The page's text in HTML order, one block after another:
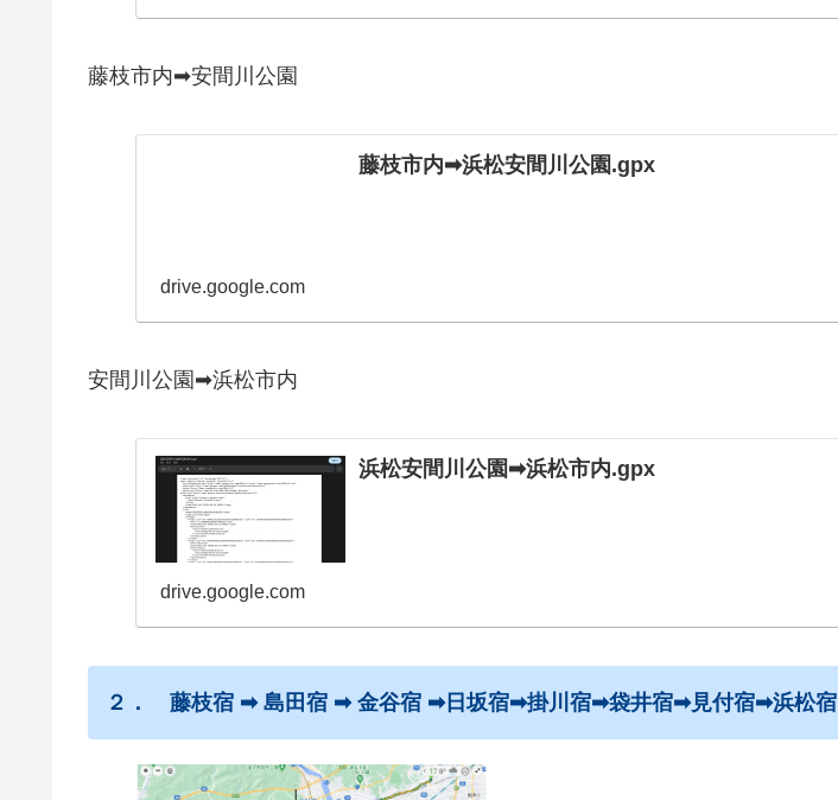
藤枝市内➡安間川公園
藤枝市内➡︎浜松安間川公園.gpx
drive.google.com
安間川公園➡浜松市内
浜松安間川公園➡︎浜松市内.gpx
drive.google.com
２． 藤枝宿 ➡ 島田宿 ➡ 金谷宿 ➡日坂宿➡掛川宿➡袋井宿➡見付宿➡浜松宿